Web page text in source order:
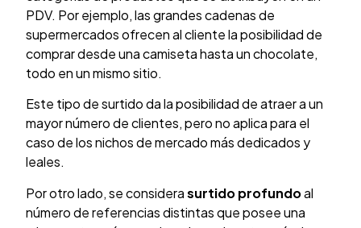
PDV. Por ejemplo, las grandes cadenas de
supermercados ofrecen al cliente la posibilidad de
comprar desde una camiseta hasta un chocolate,
todo en un mismo sitio.
Este tipo de surtido da la posibilidad de atraer a un
mayor número de clientes, pero no aplica para el
caso de los nichos de mercado más dedicados y
leales.
Por otro lado, se considerasurtido profundoal
número de referencias distintas que posee una